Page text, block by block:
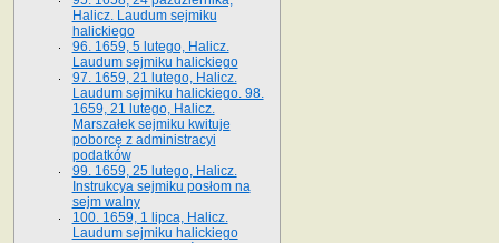
Halicz. Laudum sejmiku
halickiego
96. 1659, 5 lutego, Halicz.
Laudum sejmiku halickiego
97. 1659, 21 lutego, Halicz.
Laudum sejmiku halickiego. 98.
1659, 21 lutego, Halicz.
Marszałek sejmiku kwituje
poborcę z administracyi
podatków
99. 1659, 25 lutego, Halicz.
Instrukcya sejmiku posłom na
sejm walny
100. 1659, 1 lipca, Halicz.
Laudum sejmiku halickiego